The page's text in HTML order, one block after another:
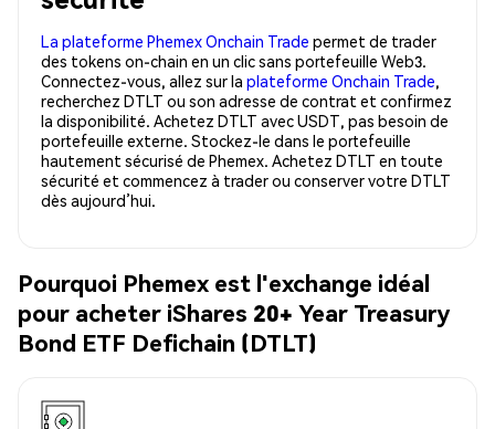
La plateforme Phemex Onchain Trade permet de trader
des tokens on-chain en un clic sans portefeuille Web3.
Connectez-vous, allez sur la plateforme Onchain Trade,
recherchez DTLT ou son adresse de contrat et confirmez
la disponibilité. Achetez DTLT avec USDT, pas besoin de
portefeuille externe. Stockez-le dans le portefeuille
hautement sécurisé de Phemex. Achetez DTLT en toute
sécurité et commencez à trader ou conserver votre DTLT
dès aujourd’hui.
Pourquoi Phemex est l'exchange idéal
pour acheter iShares 20+ Year Treasury
Bond ETF Defichain (DTLT)